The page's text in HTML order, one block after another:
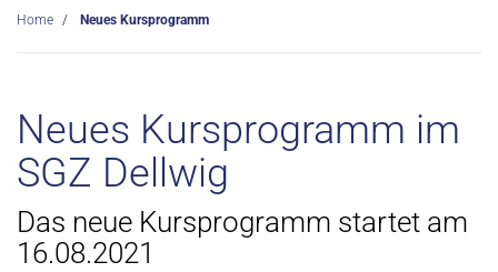
Home Neues Kursprogramm
Neues Kursprogramm im
SGZ Dellwig
Das neue Kursprogramm startet am
16.08.2021